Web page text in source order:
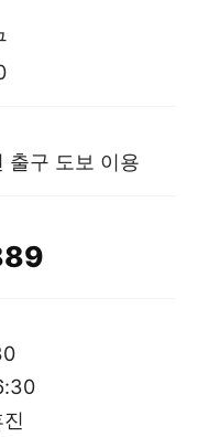
출구 도보 이용